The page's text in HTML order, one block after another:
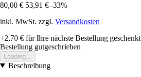
80,00 € 53,91 € -33%
inkl. MwSt. zzgl. Versandkosten
+2,70 € für Ihre nächste Bestellung geschenkt
Bestellung gutgeschrieben
Loading...
Beschreibung